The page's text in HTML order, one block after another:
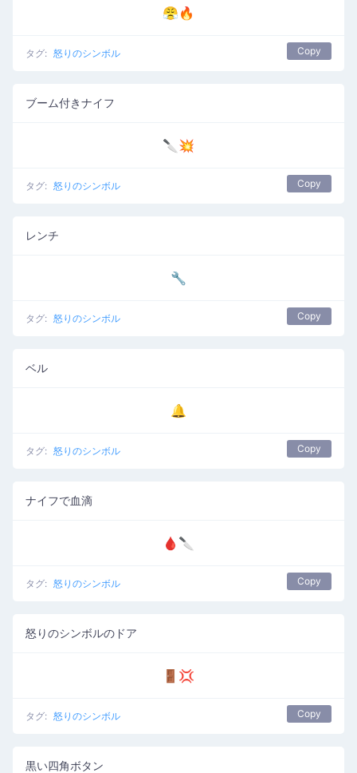
😤🔥
タグ: 怒りのシンボル Copy
ブーム付きナイフ
🔪💥
タグ: 怒りのシンボル Copy
レンチ
🔧
タグ: 怒りのシンボル Copy
ベル
🔔
タグ: 怒りのシンボル Copy
ナイフで血滴
🩸🔪
タグ: 怒りのシンボル Copy
怒りのシンボルのドア
🚪💢
タグ: 怒りのシンボル Copy
黒い四角ボタン